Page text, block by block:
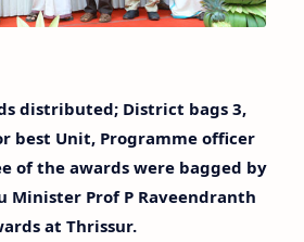
distributed; District bags 3,
best Unit, Programme officer
of the awards were bagged by
Minister Prof P Raveendranth
at Thrissur.